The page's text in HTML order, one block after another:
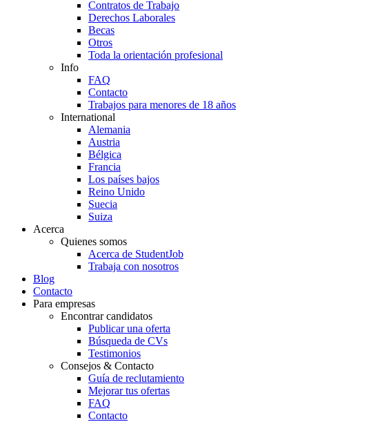
Contratos de Trabajo
Derechos Laborales
Becas
Otros
Toda la orientación profesional
Info
FAQ
Contacto
Trabajos para menores de 18 años
International
Alemania
Austria
Bélgica
Francia
Los países bajos
Reino Unido
Suecia
Suiza
Acerca
Quienes somos
Acerca de StudentJob
Trabaja con nosotros
Blog
Contacto
Para empresas
Encontrar candidatos
Publicar una oferta
Búsqueda de CVs
Testimonios
Consejos & Contacto
Guía de reclutamiento
Mejorar tus ofertas
FAQ
Contacto